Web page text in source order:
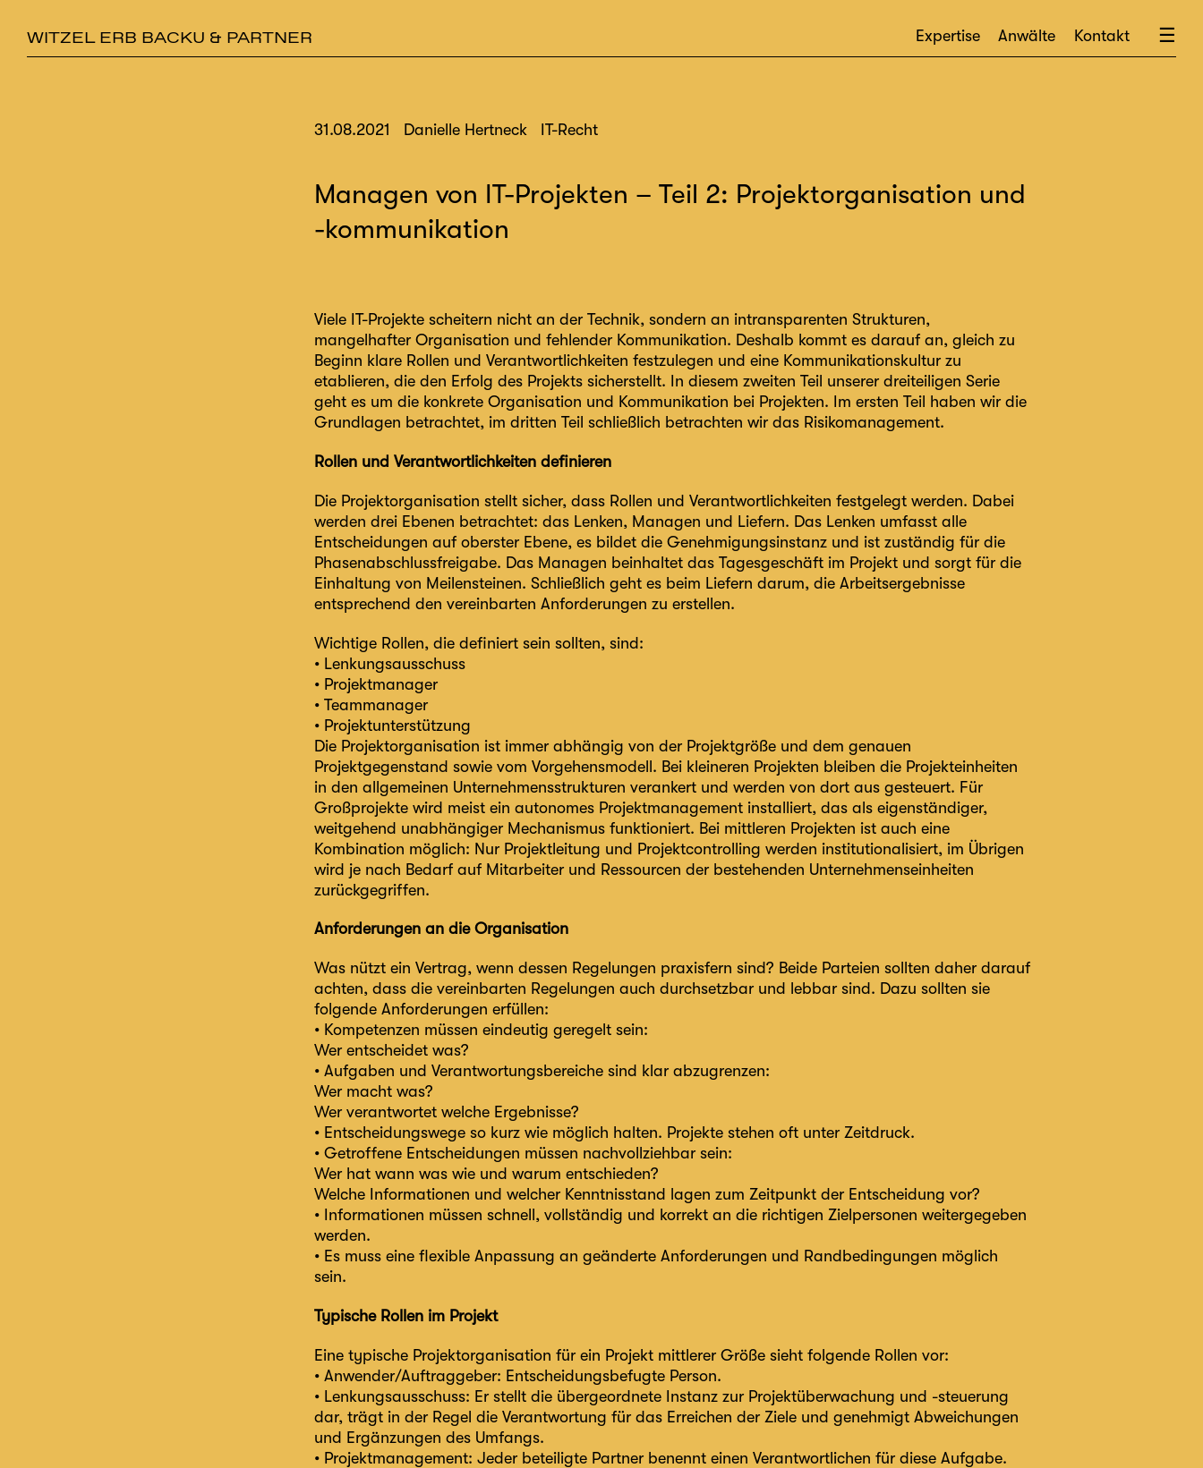
WITZEL ERB BACKU & PARTNER ☰
Expertise Anwälte Kontakt ×
31.08.2021 Danielle Hertneck IT-Recht
Managen von IT-Projekten – Teil 2: Projektorganisation und
-kommunikation
Viele IT-Projekte scheitern nicht an der Technik, sondern an intransparenten Strukturen,
mangelhafter Organisation und fehlender Kommunikation. Deshalb kommt es darauf an, gleich zu
Beginn klare Rollen und Verantwortlichkeiten festzulegen und eine Kommunikationskultur zu
etablieren, die den Erfolg des Projekts sicherstellt. In diesem zweiten Teil unserer dreiteiligen Serie
geht es um die konkrete Organisation und Kommunikation bei Projekten. Im ersten Teil haben wir die
Grundlagen betrachtet, im dritten Teil schließlich betrachten wir das Risikomanagement.
Rollen und Verantwortlichkeiten definieren
Die Projektorganisation stellt sicher, dass Rollen und Verantwortlichkeiten festgelegt werden. Dabei
werden drei Ebenen betrachtet: das Lenken, Managen und Liefern. Das Lenken umfasst alle
Entscheidungen auf oberster Ebene, es bildet die Genehmigungsinstanz und ist zuständig für die
Phasenabschlussfreigabe. Das Managen beinhaltet das Tagesgeschäft im Projekt und sorgt für die
Einhaltung von Meilensteinen. Schließlich geht es beim Liefern darum, die Arbeitsergebnisse
entsprechend den vereinbarten Anforderungen zu erstellen.
Wichtige Rollen, die definiert sein sollten, sind:
• Lenkungsausschuss
• Projektmanager
• Teammanager
• Projektunterstützung
Die Projektorganisation ist immer abhängig von der Projektgröße und dem genauen
Projektgegenstand sowie vom Vorgehensmodell. Bei kleineren Projekten bleiben die Projekteinheiten
in den allgemeinen Unternehmensstrukturen verankert und werden von dort aus gesteuert. Für
Großprojekte wird meist ein autonomes Projektmanagement installiert, das als eigenständiger,
weitgehend unabhängiger Mechanismus funktioniert. Bei mittleren Projekten ist auch eine
Kombination möglich: Nur Projektleitung und Projektcontrolling werden institutionalisiert, im Übrigen
wird je nach Bedarf auf Mitarbeiter und Ressourcen der bestehenden Unternehmenseinheiten
zurückgegriffen.
Anforderungen an die Organisation
Was nützt ein Vertrag, wenn dessen Regelungen praxisfern sind? Beide Parteien sollten daher darauf
achten, dass die vereinbarten Regelungen auch durchsetzbar und lebbar sind. Dazu sollten sie
folgende Anforderungen erfüllen:
• Kompetenzen müssen eindeutig geregelt sein:
Wer entscheidet was?
• Aufgaben und Verantwortungsbereiche sind klar abzugrenzen:
Wer macht was?
Wer verantwortet welche Ergebnisse?
• Entscheidungswege so kurz wie möglich halten. Projekte stehen oft unter Zeitdruck.
• Getroffene Entscheidungen müssen nachvollziehbar sein:
Wer hat wann was wie und warum entschieden?
Welche Informationen und welcher Kenntnisstand lagen zum Zeitpunkt der Entscheidung vor?
• Informationen müssen schnell, vollständig und korrekt an die richtigen Zielpersonen weitergegeben
werden.
• Es muss eine flexible Anpassung an geänderte Anforderungen und Randbedingungen möglich
sein.
Typische Rollen im Projekt
Eine typische Projektorganisation für ein Projekt mittlerer Größe sieht folgende Rollen vor:
• Anwender/Auftraggeber: Entscheidungsbefugte Person.
• Lenkungsausschuss: Er stellt die übergeordnete Instanz zur Projektüberwachung und -steuerung
dar, trägt in der Regel die Verantwortung für das Erreichen der Ziele und genehmigt Abweichungen
und Ergänzungen des Umfangs.
• Projektmanagement: Jeder beteiligte Partner benennt einen Verantwortlichen für diese Aufgabe.